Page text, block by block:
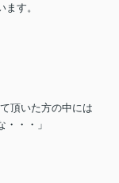
す。
頂いた方の中には
・・」